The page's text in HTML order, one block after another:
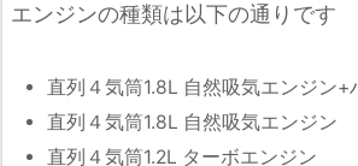
エンジンの種類は以下の通りです
直列４気筒1.8L 自然吸気エンジン+
直列４気筒1.8L 自然吸気エンジン
直列４気筒1.2L ターボエンジン